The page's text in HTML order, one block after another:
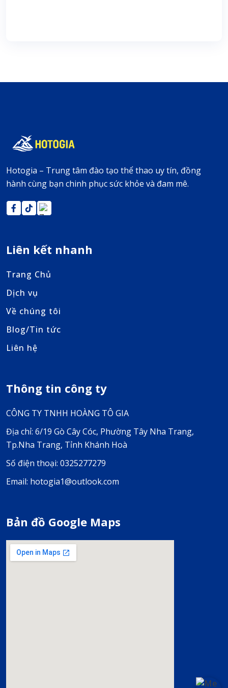
Hotogia – Trung tâm đào tạo thể thao uy tín, đồng
hành cùng bạn chinh phục sức khỏe và đam mê.
Liên kết nhanh
Trang Chủ
Dịch vụ
Về chúng tôi
Blog/Tin tức
Liên hệ
Thông tin công ty
CÔNG TY TNHH HOÀNG TÔ GIA
Địa chỉ: 6/19 Gò Cây Cóc, Phường Tây Nha Trang,
Tp.Nha Trang, Tỉnh Khánh Hoà
Số điện thoại: 0325277279
Email: hotogia1@outlook.com
Bản đồ Google Maps